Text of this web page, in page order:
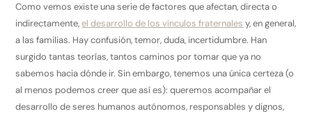
Como vemos existe una serie de factores que afectan, directa o
indirectamente,el desarrollo de los vínculos fraternales y, en general,
a las familias. Hay confusión, temor, duda, incertidumbre. Han
surgido tantas teorías, tantos caminos por tomar que ya no
sabemos hacia dónde ir. Sin embargo, tenemos una única certeza (o
al menos podemos creer que así es): queremos acompañar el
desarrollo de seres humanos autónomos, responsables y dignos,